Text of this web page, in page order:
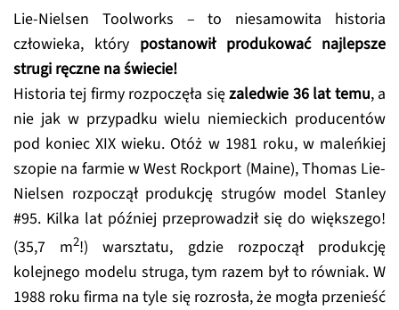
Lie-Nielsen Toolworks – to niesamowita historia
człowieka, który postanowił produkować najlepsze
strugi ręczne na świecie!
Historia tej firmy rozpoczęła sięzaledwie 36 lat temu, a
nie jak w przypadku wielu niemieckich producentów
pod koniec XIX wieku. Otóż w 1981 roku, w maleńkiej
szopie na farmie w West Rockport (Maine), Thomas Lie-
Nielsen rozpoczął produkcję strugów model Stanley
#95. Kilka lat później przeprowadził się do większego!
(35,7 m2!) warsztatu, gdzie rozpoczął produkcję
kolejnego modelu struga, tym razem był to równiak. W
1988 roku firma na tyle się rozrosła, że mogła przenieść